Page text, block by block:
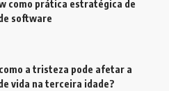
como prática estratégica de
software
a tristeza pode afetar a
vida na terceira idade?